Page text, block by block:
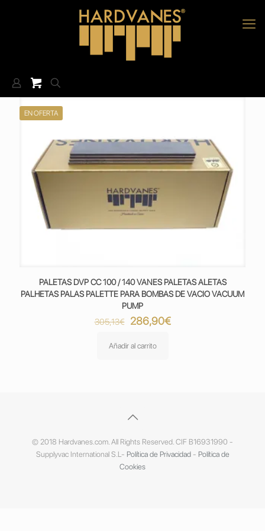
EN OFERTA
PALETAS DVP CC 100 / 140 VANES PALETAS ALETAS
PALHETAS PALAS PALETTE PARA BOMBAS DE VACIO VACUUM
PUMP
305,13€
El
original
286,90€El
Añadir al carrito
© 2018 Hardvanes.com. All Rights Reserved. CIF B16931990 -
Supplyvac International S.L- Política de Privacidad- Política de
Cookies